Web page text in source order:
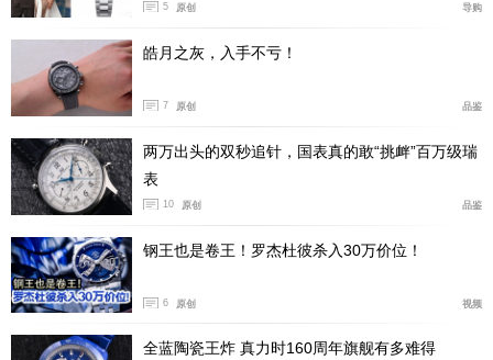
防水深度:100米
表款详情：https://www.xbiao.com/iwc/105387/
腕表点评：
万国这只飞行员计时，属于小王子周年特别
版。表径41mm，厚度14.5mm，在飞行计时里属于比较
标准的比例。外观设计上非常典型飞行员风格，大尺寸阿
拉伯数字时标、高对比夜光、清晰三眼计时布局，这些元
素全部服务一个目标：在任何光线环境下快速读时。它的
盘面不会复杂，但层级很清晰，蓝色盘面在不同光线下会
呈现细微变化，搭配镀金指针，让整块腕表的观感更加华
丽。搭配蓝色橡胶表带，进一步强化了实用属性。背面采
用背透设计，运用罩染工艺，呈现通透淡蓝色调，上面还
5 原创 导购
皓月之灰，入手不亏！
7 原创 品鉴
两万出头的双秒追针，国表真的敢“挑衅”百万级瑞
表
10 原创 品鉴
钢王也是卷王！罗杰杜彼杀入30万价位！
6 原创 视频
全蓝陶瓷王炸 真力时160周年旗舰有多难得